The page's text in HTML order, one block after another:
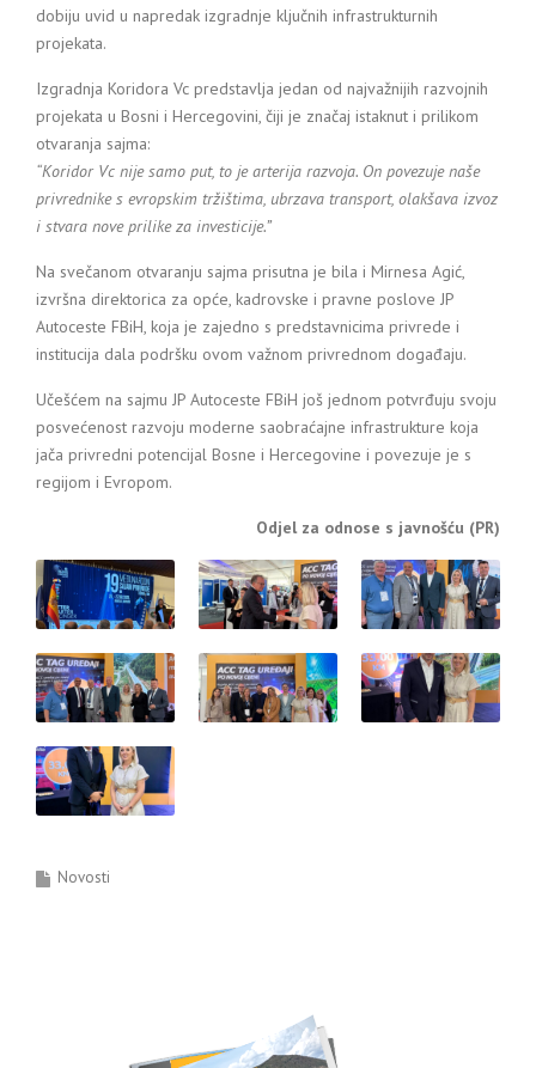
dobiju uvid u napredak izgradnje ključnih infrastrukturnih
projekata.
Izgradnja Koridora Vc predstavlja jedan od najvažnijih razvojnih
projekata u Bosni i Hercegovini, čiji je značaj istaknut i prilikom
otvaranja sajma:
“Koridor Vc nije samo put, to je arterija razvoja. On povezuje naše
privrednike s evropskim tržištima, ubrzava transport, olakšava izvoz
i stvara nove prilike za investicije.”
Na svečanom otvaranju sajma prisutna je bila i Mirnesa Agić,
izvršna direktorica za opće, kadrovske i pravne poslove JP
Autoceste FBiH, koja je zajedno s predstavnicima privrede i
institucija dala podršku ovom važnom privrednom događaju.
Učešćem na sajmu JP Autoceste FBiH još jednom potvrđuju svoju
posvećenost razvoju moderne saobraćajne infrastrukture koja
jača privredni potencijal Bosne i Hercegovine i povezuje je s
regijom i Evropom.
Odjel za odnose s javnošću (PR)
Novosti